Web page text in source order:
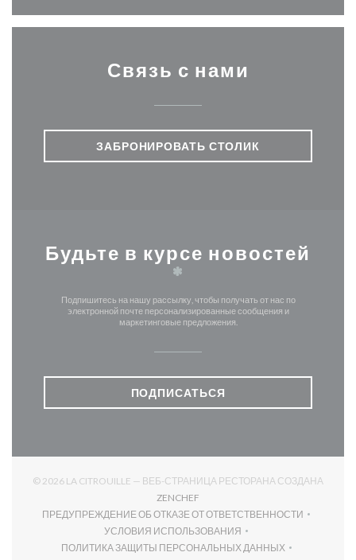
Связь с нами
ЗАБРОНИРОВАТЬ СТОЛИК
Будьте в курсе новостей
*
Подпишитесь на нашу рассылку, чтобы получать от нас по
электронной почте персонализированные сообщения и
маркетинговые предложения.
ПОДПИСАТЬСЯ
© 2026 LA CITROUILLE — ВЕБ-СТРАНИЦА РЕСТОРАНА СОЗДАНА
ZENCHEF
ПРЕДУПРЕЖДЕНИЕ ОБ ОТКАЗЕ ОТ ОТВЕТСТВЕННОСТИ
((ОТКРЫВАЕТСЯ В НОВОМ ОКНЕ))
УСЛОВИЯ ИСПОЛЬЗОВАНИЯ
((ОТКРЫВАЕТСЯ В НОВОМ ОКНЕ))
ПОЛИТИКА ЗАЩИТЫ ПЕРСОНАЛЬНЫХ ДАННЫХ
((ОТКРЫВАЕТСЯ В НОВОМ ОКНЕ))